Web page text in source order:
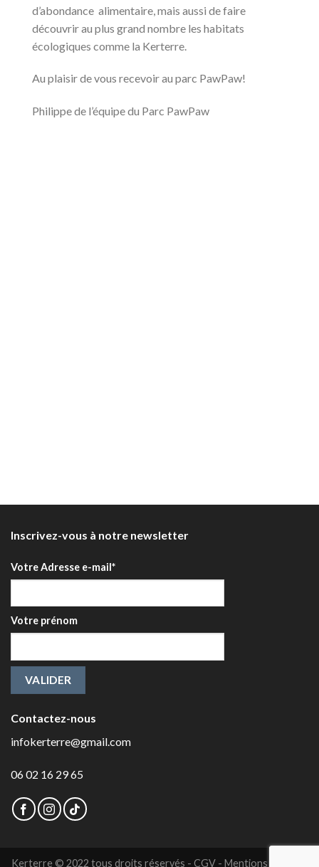
d’abondance alimentaire, mais aussi de faire
découvrir au plus grand nombre les habitats
écologiques comme la Kerterre.
Au plaisir de vous recevoir au parc PawPaw!
Philippe de l’équipe du Parc PawPaw
Inscrivez-vous à notre newsletter
Votre Adresse e-mail*
Votre prénom
Contactez-nous
infokerterre@gmail.com
06 02 16 29 65
Kerterre © 2022 tous droits réservés - CGV - Mentions légales